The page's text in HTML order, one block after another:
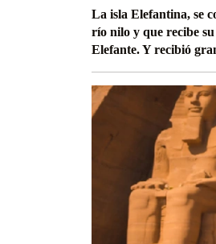
La isla Elefantina, se
río nilo y que recibe
Elefante. Y recibió